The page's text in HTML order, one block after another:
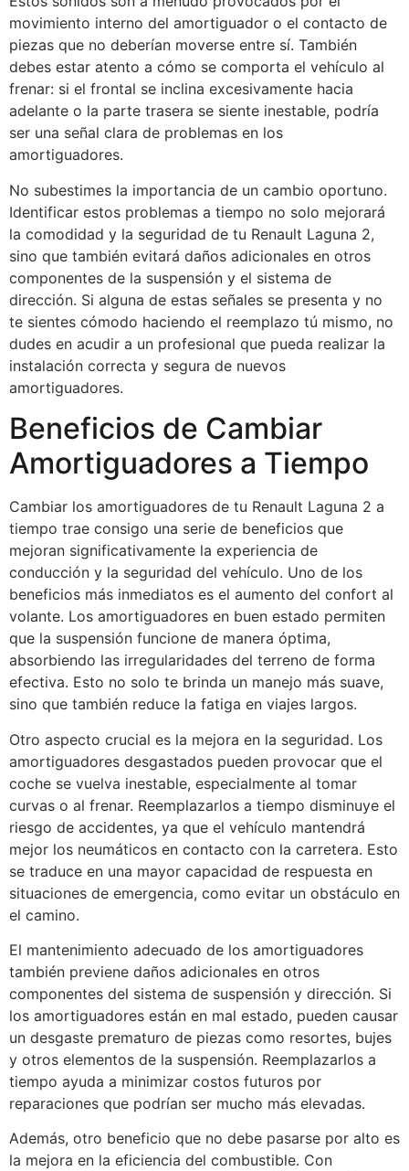
movimiento interno del amortiguador o el contacto de
piezas que no deberían moverse entre sí. También
debes estar atento a cómo se comporta el vehículo al
frenar: si el frontal se inclina excesivamente hacia
adelante o la parte trasera se siente inestable, podría
ser una señal clara de problemas en los
amortiguadores.
No subestimes la importancia de un cambio oportuno.
Identificar estos problemas a tiempo no solo mejorará
la comodidad y la seguridad de tu Renault Laguna 2,
sino que también evitará daños adicionales en otros
componentes de la suspensión y el sistema de
dirección. Si alguna de estas señales se presenta y no
te sientes cómodo haciendo el reemplazo tú mismo, no
dudes en acudir a un profesional que pueda realizar la
instalación correcta y segura de nuevos
amortiguadores.
Beneficios de Cambiar
Amortiguadores a Tiempo
Cambiar los amortiguadores de tu Renault Laguna 2 a
tiempo trae consigo una serie de beneficios que
mejoran significativamente la experiencia de
conducción y la seguridad del vehículo. Uno de los
beneficios más inmediatos es el aumento del confort al
volante. Los amortiguadores en buen estado permiten
que la suspensión funcione de manera óptima,
absorbiendo las irregularidades del terreno de forma
efectiva. Esto no solo te brinda un manejo más suave,
sino que también reduce la fatiga en viajes largos.
Otro aspecto crucial es la mejora en la seguridad. Los
amortiguadores desgastados pueden provocar que el
coche se vuelva inestable, especialmente al tomar
curvas o al frenar. Reemplazarlos a tiempo disminuye el
riesgo de accidentes, ya que el vehículo mantendrá
mejor los neumáticos en contacto con la carretera. Esto
se traduce en una mayor capacidad de respuesta en
situaciones de emergencia, como evitar un obstáculo en
el camino.
El mantenimiento adecuado de los amortiguadores
también previene daños adicionales en otros
componentes del sistema de suspensión y dirección. Si
los amortiguadores están en mal estado, pueden causar
un desgaste prematuro de piezas como resortes, bujes
y otros elementos de la suspensión. Reemplazarlos a
tiempo ayuda a minimizar costos futuros por
reparaciones que podrían ser mucho más elevadas.
Además, otro beneficio que no debe pasarse por alto es
la mejora en la eficiencia del combustible. Con